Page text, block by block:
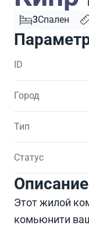
3Спален
ID
Город
Тип
Статус
Этот жилой
комьюнити